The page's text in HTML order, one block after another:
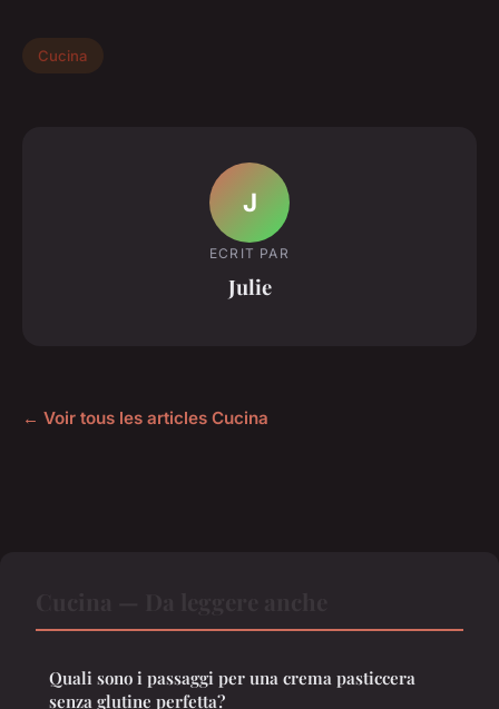
Cucina
J
ECRIT PAR
Julie
← Voir tous les articles Cucina
Quali sono i passaggi per una crema pasticcera
senza glutine perfetta?